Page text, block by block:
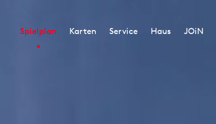
Spielplan Karten Service Haus JOiN